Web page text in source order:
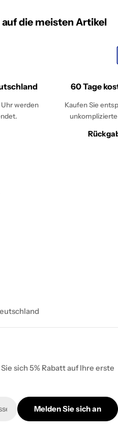
die meisten Artikel
werden
60 Tage
Kaufen Sie
sich 5% Rabatt auf Ihre erste
Melden Sie sich an